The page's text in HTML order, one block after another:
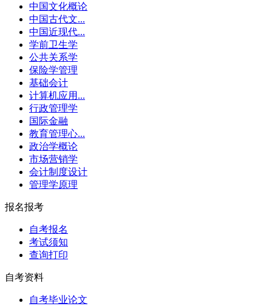
中国文化概论
中国古代文...
中国近现代...
学前卫生学
公共关系学
保险学管理
基础会计
计算机应用...
行政管理学
国际金融
教育管理心...
政治学概论
市场营销学
会计制度设计
管理学原理
报名报考
自考报名
考试须知
查询打印
自考资料
自考毕业论文